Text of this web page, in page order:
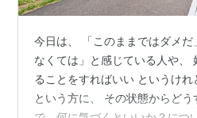
今日は、 「このままではダメ
なくては」と感じている人や、
ることをすればいい というけれ
という方に、 その状態からど